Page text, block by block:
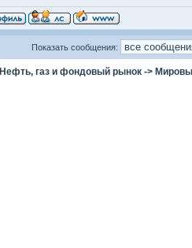
Показать сообщения:
Нефть, газ и фондовый рынок ->